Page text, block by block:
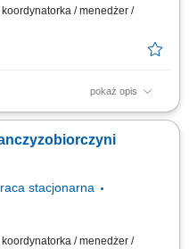
/ menedżer /
pokaż opis
gospodarczej w
i zamówień.
lokalnego rynku.
stacjonarna
/ menedżer /